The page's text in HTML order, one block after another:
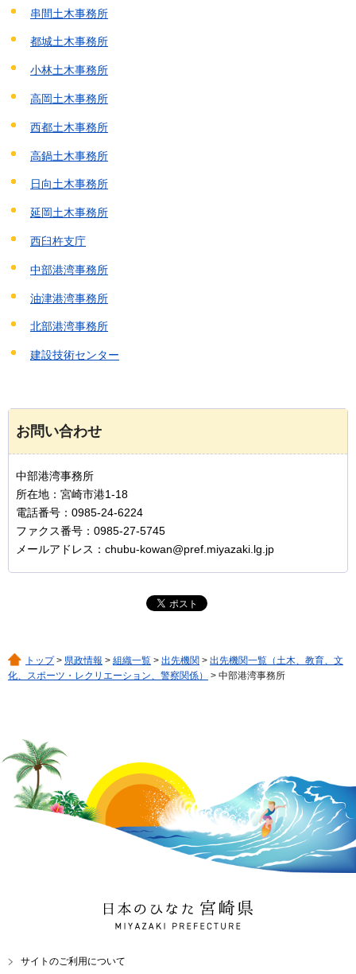
串間土木事務所
都城土木事務所
小林土木事務所
高岡土木事務所
西都土木事務所
高鍋土木事務所
日向土木事務所
延岡土木事務所
西臼杵支庁
中部港湾事務所
油津港湾事務所
北部港湾事務所
建設技術センター
お問い合わせ
中部港湾事務所
所在地：宮崎市港1-18
電話番号：0985-24-6224
ファクス番号：0985-27-5745
メールアドレス：chubu-kowan@pref.miyazaki.lg.jp
トップ> 県政情報 > 組織一覧 > 出先機関 > 出先機関一覧（土木、教育、文
化、スポーツ・レクリエーション、警察関係）
> 中部港湾事務所
日本のひなた 宮崎県
MIYAZAKI PREFECTURE
サイトのご利用について